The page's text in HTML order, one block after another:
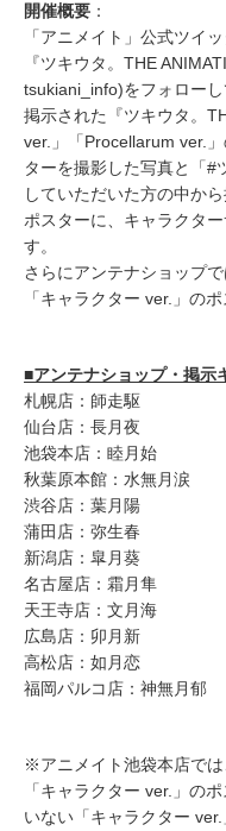
開催概要 ：
「アニメイト」公式ツイ
『ツキウタ。THE
tsukiani_info)をフォロー
掲示された『ツキウタ。
ver.」「Procellarum ver.
ターを撮影した写真と「#
していただいた方の中か
ポスターに、キャラクタ
す。
さらにアンテナショップ
「キャラクター ver.」の
■アンテナショップ・掲示
札幌店：師走駆
仙台店：長月夜
池袋本店：睦月始
秋葉原本館：水無月涙
渋谷店：葉月陽
蒲田店：弥生春
新潟店：皐月葵
名古屋店：霜月隼
天王寺店：文月海
広島店：卯月新
高松店：如月恋
福岡パルコ店：神無月郁
※アニメイト池袋本店で
「キャラクター ver.」の
いない「キャラクター